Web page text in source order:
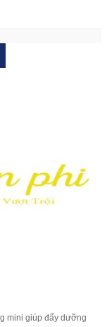
mini giúp đẩy dưỡng